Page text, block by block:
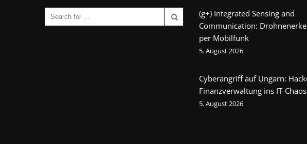
(g+) Integrated Sensing and
Communication:
per Mobilfunk
5. August 2026
Cyberangriff auf Ungarn:
Finanzverwaltung ins IT-Chaos
5. August 2026